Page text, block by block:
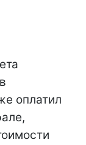
оплатил